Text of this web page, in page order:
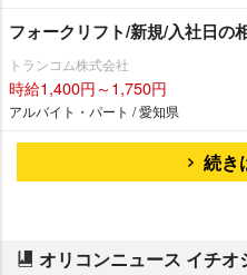
フォークリフト/新規/入社日の
トランコム株式会社
時給1,400円～1,750円
アルバイト・パート / 愛知県
続き
オリコンニュース イチオ